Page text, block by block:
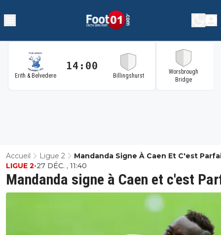
Erith & Belvedere
14:00
Billingshurst
Worsbrough
Bridge
Accueil Ligue 2 Mandanda Signe À Caen Et C'est
Mandanda signe à Caen et c'est
LIGUE 2•27 DÉC. , 11:40